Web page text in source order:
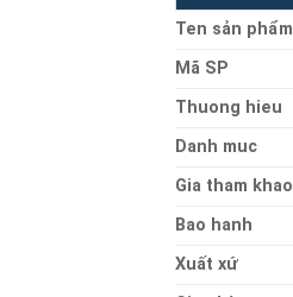
Ten sản phẩm
Mã SP
Thuong hieu
Danh muc
Gia tham khao
Bao hanh
Xuất xứ